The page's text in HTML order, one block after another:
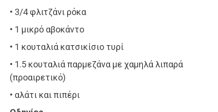
• 3/4 φλιτζάνι ρόκα
• 1 μικρό αβοκάντο
• 1 κουταλιά κατσικίσιο τυρί
• 1.5 κουταλιά παρμεζάνα με χαμηλά λιπαρά
(προαιρετικό)
• αλάτι και πιπέρι